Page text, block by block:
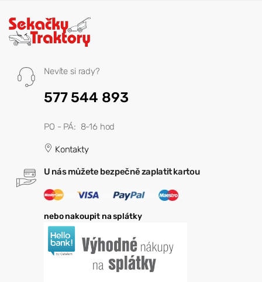
Nevíte si rady?
577 544 893
PO - PÁ: 8-16 hod
Kontakty
U nás můžete bezpečně zaplatit kartou
nebo nakoupit na splátky